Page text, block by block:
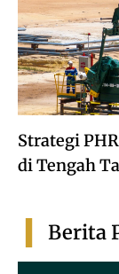
Strategi
di Tengah
Berita